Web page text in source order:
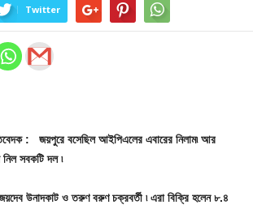
Twitter
: জয়পুরে বসেছিল আইপিএলের এবারের নিলাম৷ আর
নিল সবকটি দল ৷
উনাদকাট ও তরুণ বরুণ চক্রবর্তী ৷ এরা বিক্রি হলেন ৮.৪